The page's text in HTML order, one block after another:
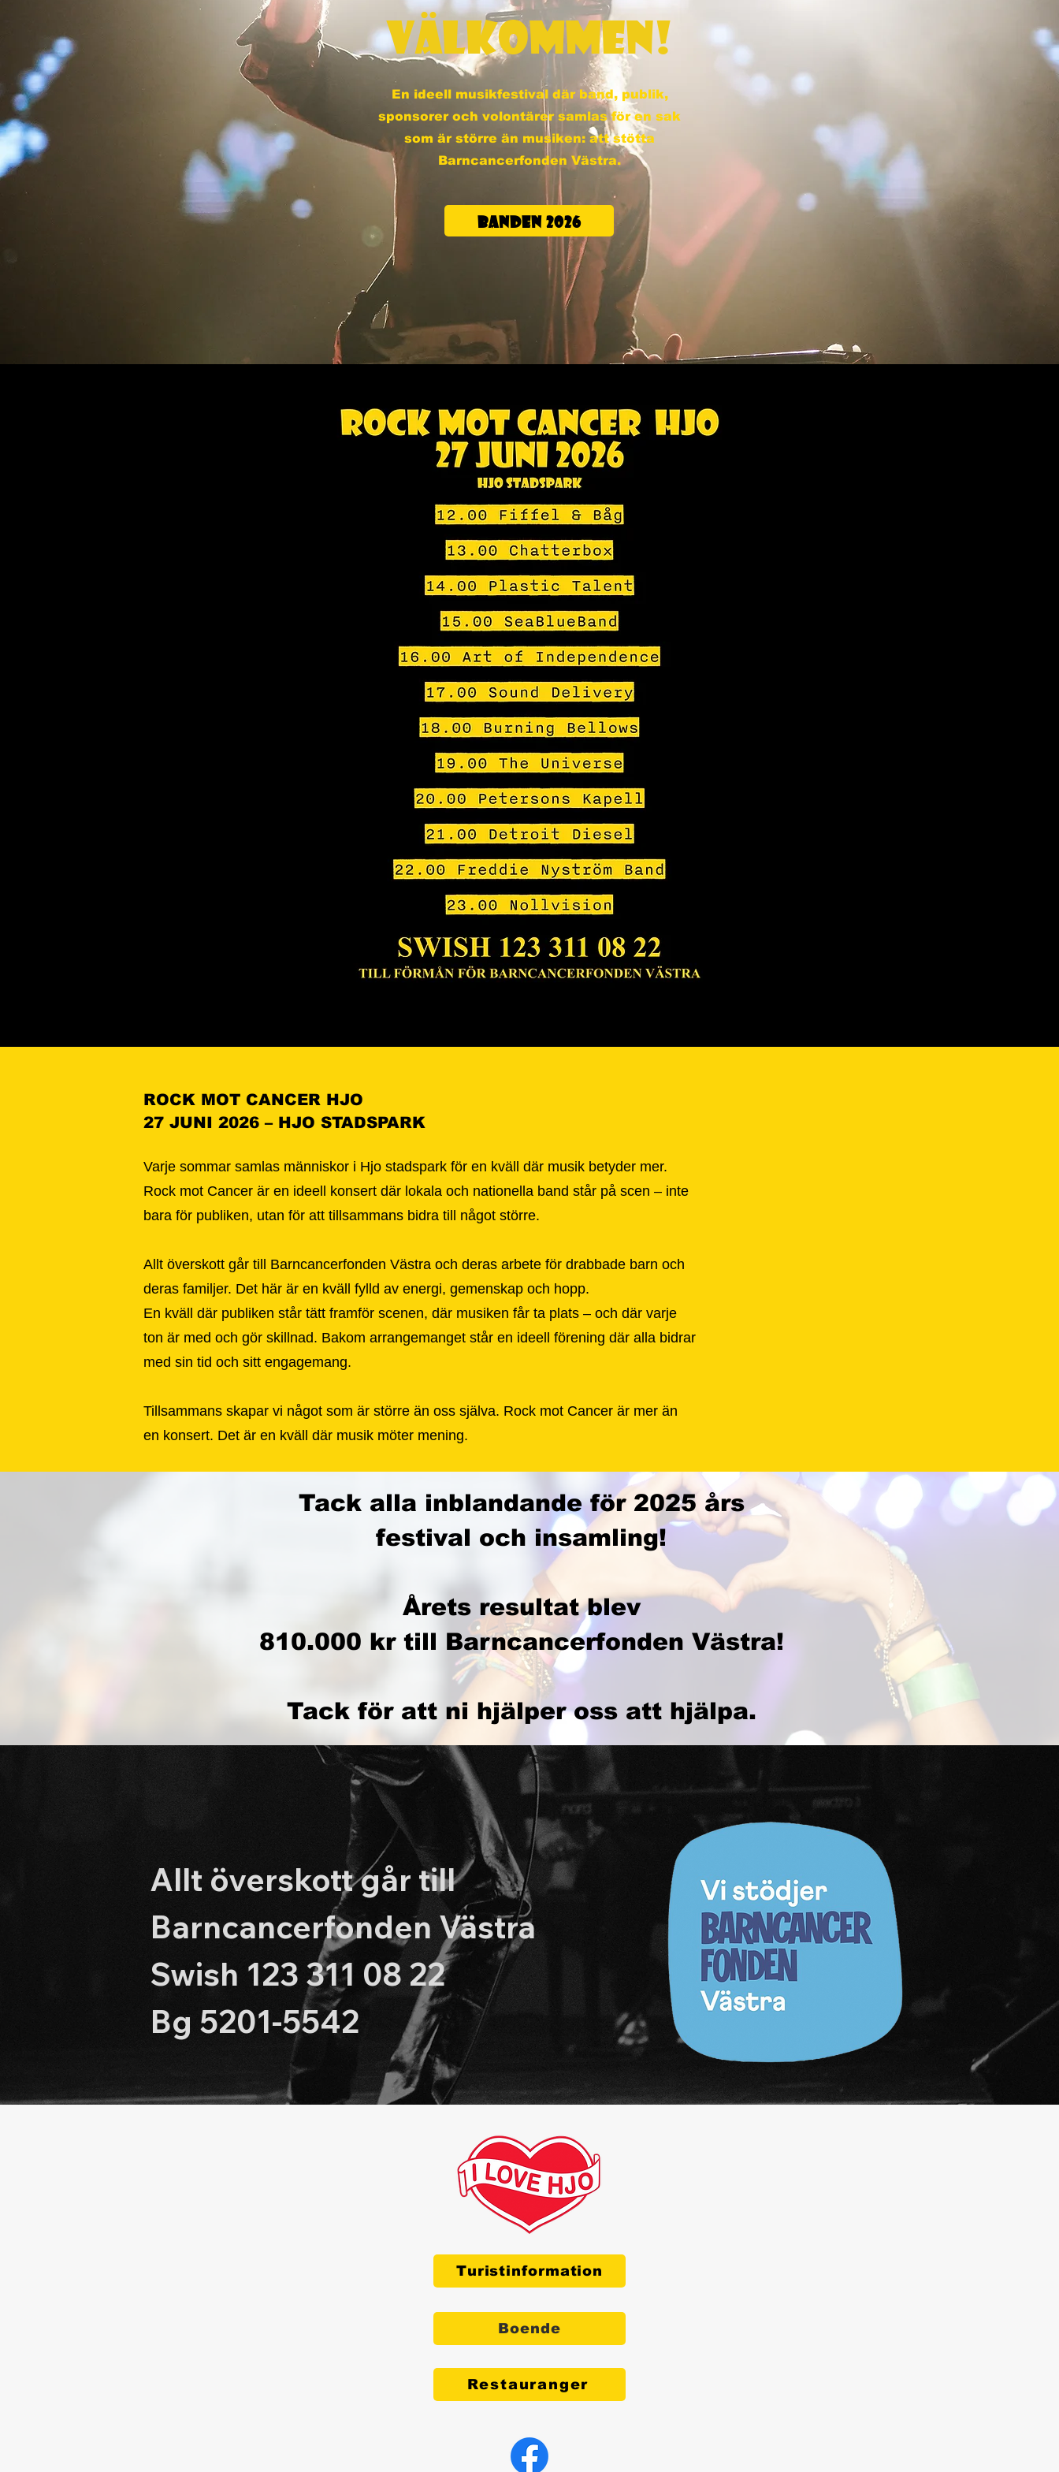
VÄLKOMMEN!
En ideell musikfestival där band, publik,
sponsorer och volontärer samlas för en sak
som är större än musiken: att stötta
Barncancerfonden Västra.
BANDEN 2026
ROCK MOT CANCER HJO
27 JUNI 2026 – HJO STADSPARK
Varje sommar samlas människor i Hjo stadspark för en kväll där musik betyder mer.
Rock mot Cancer är en ideell konsert där lokala och nationella band står på scen – inte
bara för publiken, utan för att tillsammans bidra till något större.
Allt överskott går till Barncancerfonden Västra och deras arbete för drabbade barn och
deras familjer. Det här är en kväll fylld av energi, gemenskap och hopp.
En kväll där publiken står tätt framför scenen, där musiken får ta plats – och där varje
ton är med och gör skillnad. Bakom arrangemanget står en ideell förening där alla bidrar
med sin tid och sitt engagemang.
Tillsammans skapar vi något som är större än oss själva. Rock mot Cancer är mer än
en konsert. Det är en kväll där musik möter mening.
Tack alla inblandande för 2025 års
festival och insamling!
Årets resultat blev
810.000 kr till Barncancerfonden Västra!
Tack för att ni hjälper oss att hjälpa.
Allt överskott går till
Barncancerfonden Västra
Swish 123 311 08 22
Bg 5201-5542
Turistinformation
Boende
Restauranger